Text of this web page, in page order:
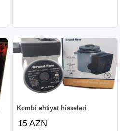
Kombi ehtiyat hissələri
15 AZN